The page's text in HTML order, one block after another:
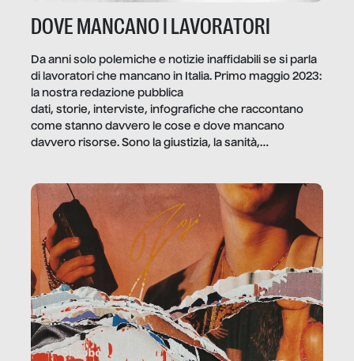
DOVE MANCANO I LAVORATORI
Da anni solo polemiche e notizie inaffidabili se si parla
di lavoratori che mancano in Italia. Primo maggio 2023:
la nostra redazione pubblica
dati, storie, interviste, infografiche che raccontano
come stanno davvero le cose e dove mancano
davvero risorse. Sono la giustizia, la sanità,